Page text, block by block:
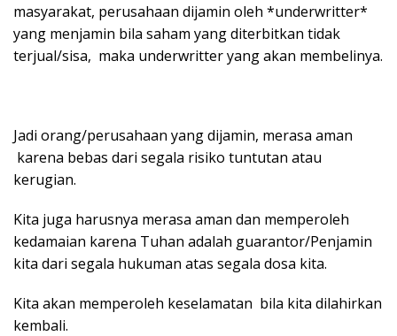
masyarakat, perusahaan dijamin oleh *underwritter*
yang menjamin bila saham yang diterbitkan tidak
terjual/sisa, maka underwritter yang akan membelinya.
Jadi orang/perusahaan yang dijamin, merasa aman
karena bebas dari segala risiko tuntutan atau
kerugian.
Kita juga harusnya merasa aman dan memperoleh
kedamaian karena Tuhan adalah guarantor/Penjamin
kita dari segala hukuman atas segala dosa kita.
Kita akan memperoleh keselamatan bila kita dilahirkan
kembali.